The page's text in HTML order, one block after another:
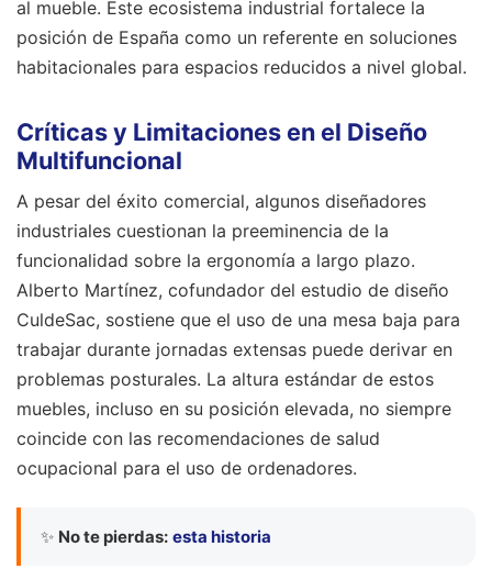
al mueble. Este ecosistema industrial fortalece la
posición de España como un referente en soluciones
habitacionales para espacios reducidos a nivel global.
Críticas y Limitaciones en el Diseño
Multifuncional
A pesar del éxito comercial, algunos diseñadores
industriales cuestionan la preeminencia de la
funcionalidad sobre la ergonomía a largo plazo.
Alberto Martínez, cofundador del estudio de diseño
CuldeSac, sostiene que el uso de una mesa baja para
trabajar durante jornadas extensas puede derivar en
problemas posturales. La altura estándar de estos
muebles, incluso en su posición elevada, no siempre
coincide con las recomendaciones de salud
ocupacional para el uso de ordenadores.
✨ No te pierdas: esta historia